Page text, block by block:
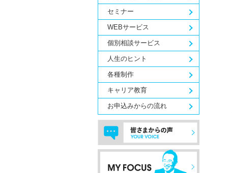
セミナー
WEBサービス
個別相談サービス
人生のヒント
各種制作
キャリア教育
お申込みからの流れ